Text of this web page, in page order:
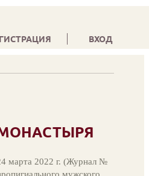
ВХОД
марта 2022 г. (Журнал №